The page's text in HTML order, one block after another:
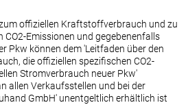
offiziellen Kraftstoffverbrauch und zu
CO2-Emissionen und gegebenenfalls
Pkw können dem 'Leitfaden über den
die offiziellen spezifischen CO2-
Stromverbrauch neuer Pkw'
allen Verkaufsstellen und bei der
GmbH' unentgeltlich erhältlich ist